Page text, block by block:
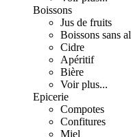
Boissons
Jus de fruits
Boissons sans
Cidre
Apéritif
Bière
Voir plus...
Epicerie
Compotes
Confitures
Miel